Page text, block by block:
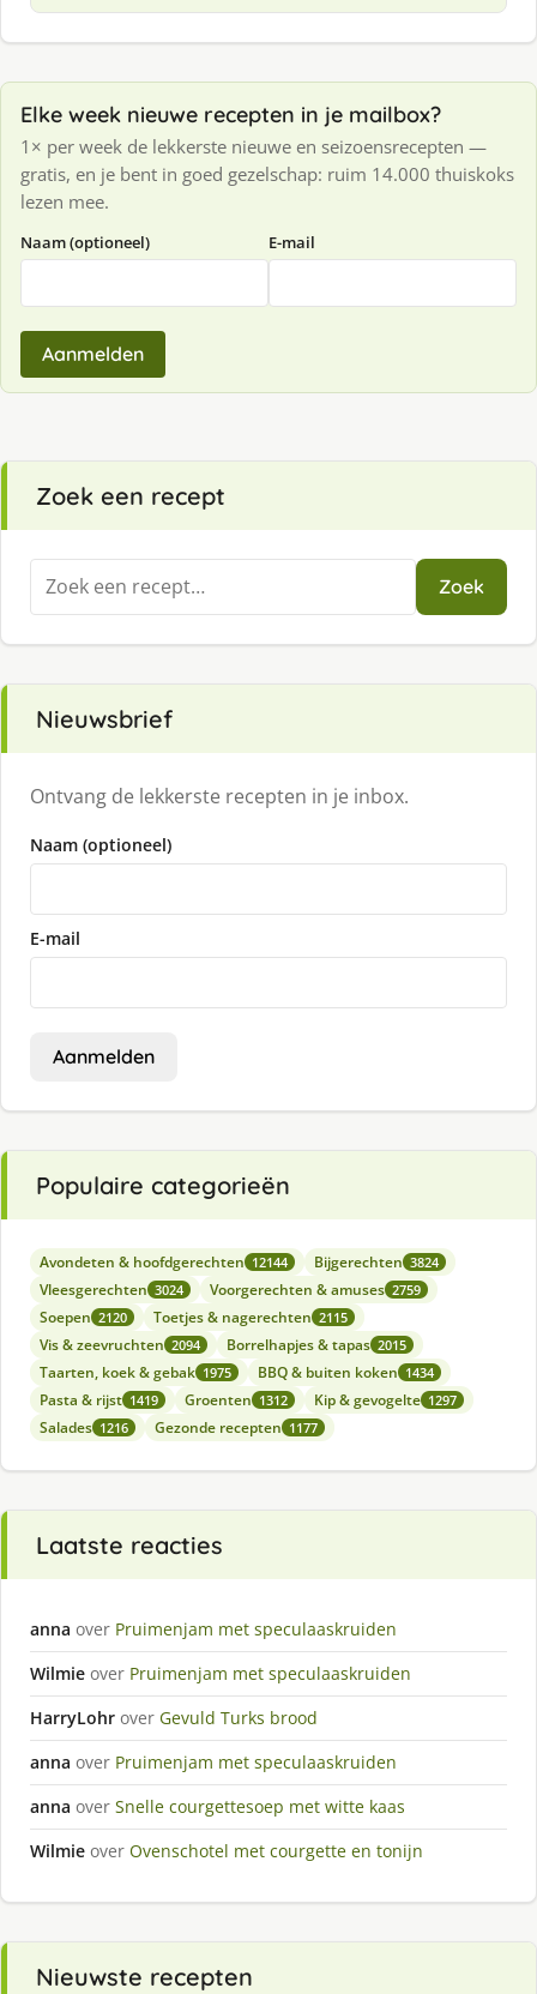
Elke week nieuwe recepten in je mailbox?
1× per week de lekkerste nieuwe en seizoensrecepten —
gratis, en je bent in goed gezelschap: ruim 14.000 thuiskoks
lezen mee.
Naam (optioneel) E-mail
Aanmelden
Zoek een recept
Zoeken
naar:
Zoek
Nieuwsbrief
Ontvang de lekkerste recepten in je inbox.
Naam (optioneel)
E-mail
Aanmelden
Populaire categorieën
Avondeten & hoofdgerechten 12144 Bijgerechten 3824
Vleesgerechten 3024 Voorgerechten & amuses 2759
Soepen 2120 Toetjes & nagerechten 2115
Vis & zeevruchten 2094 Borrelhapjes & tapas 2015
Taarten, koek & gebak 1975 BBQ & buiten koken 1434
Pasta & rijst 1419 Groenten 1312 Kip & gevogelte 1297
Salades 1216 Gezonde recepten 1177
Laatste reacties
anna over Pruimenjam met speculaaskruiden
Wilmie over Pruimenjam met speculaaskruiden
HarryLohr over Gevuld Turks brood
anna over Pruimenjam met speculaaskruiden
anna over Snelle courgettesoep met witte kaas
Wilmie over Ovenschotel met courgette en tonijn
Nieuwste recepten